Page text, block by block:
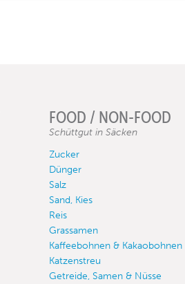
FOOD / NON-FOOD
Schüttgut in Säcken
Zucker
Dünger
Salz
Sand, Kies
Reis
Grassamen
Kaffeebohnen & Kakaobohnen
Katzenstreu
Getreide, Samen & Nüsse